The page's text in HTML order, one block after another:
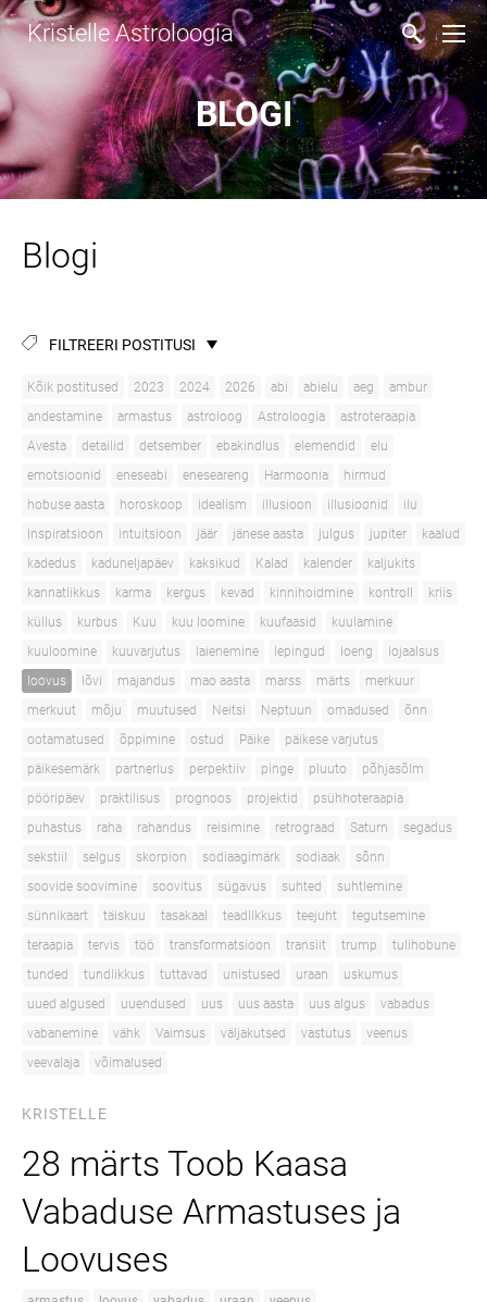
Kristelle Astroloogia
BLOGI
Blogi
FILTREERI POSTITUSI
Kõik postitused 2023 2024 2026 abi abielu aeg
ambur
andestamine
armastus astroloog Astroloogia
astroteraapia
Avesta
detailid detsember ebakindlus elemendid
elu
emotsioonid
eneseabi eneseareng Harmoonia
hirmud
hobuse aasta
horoskoop idealism illusioon illusioonid
ilu
Inspiratsioon
intuitsioon jäär jänese aasta julgus jupiter
kaalud
kadedus
kaduneljapäev kaksikud Kalad kalender
kaljukits
kannatlikkus
karma kergus kevad kinnihoidmine kontroll
kriis
küllus
kurbus Kuu kuu loomine kuufaasid
kuulamine
kuuloomine
kuuvarjutus laienemine lepingud loeng
lojaalsus
loovus
lõvi majandus mao aasta marss märts
merkuur
merkuut
mõju muutused Neitsi Neptuun omadused
õnn
ootamatused
õppimine ostud Päike
päikese varjutus
päikesemärk
partnerlus perpektiiv pinge pluuto
põhjasõlm
pööripäev
praktilisus prognoos projektid
psühhoteraapia
puhastus
raha rahandus reisimine retrograad Saturn
segadus
sekstiil
selgus skorpion sodiaagimärk sodiaak
sõnn
soovide soovimine
soovitus sügavus suhted
suhtlemine
sünnikaart
täiskuu tasakaal teadlikkus teejuht
tegutsemine
teraapia
tervis töö transformatsioon transiit trump
tulihobune
tunded
tundlikkus tuttavad unistused uraan
uskumus
uued algused
uuendused uus uus aasta uus algus
vabadus
vabanemine
vähk Vaimsus väljakutsed vastutus
veenus
veevalaja
võimalused
KRISTELLE
28 märts Toob Kaasa
Vabaduse Armastuses ja
Loovuses